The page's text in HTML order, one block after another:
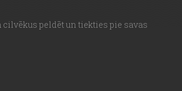
peldēt un tiekties pie savas